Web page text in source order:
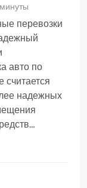
перевозки
авто по
считается
надежных